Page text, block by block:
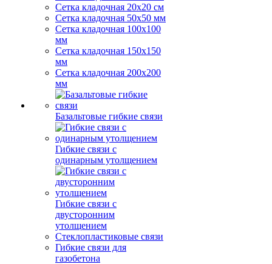
Сетка кладочная 20x20 см
Сетка кладочная 50x50 мм
Сетка кладочная 100x100
мм
Сетка кладочная 150x150
мм
Сетка кладочная 200x200
мм
Базальтовые гибкие связи
Гибкие связи с
одинарным утолщением
Гибкие связи с
двусторонним
утолщением
Стеклопластиковые связи
Гибкие связи для
газобетона